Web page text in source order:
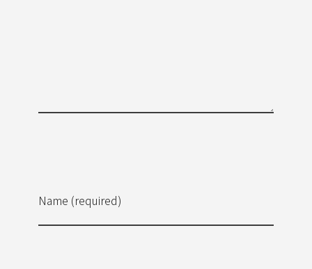
Name (required)